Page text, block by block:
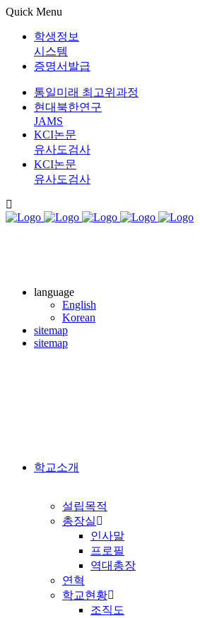
Quick Menu
학생정보
시스템
증명서발급
통일미래 최고위과정
현대북한연구
JAMS
KCI논문
유사도검사
KCI논문
유사도검사
language
English
Korean
sitemap
sitemap
학교소개
설립목적
총장실
인사말
프로필
역대총장
연혁
학교현황
조직도